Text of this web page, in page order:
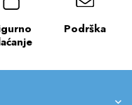
Podrška